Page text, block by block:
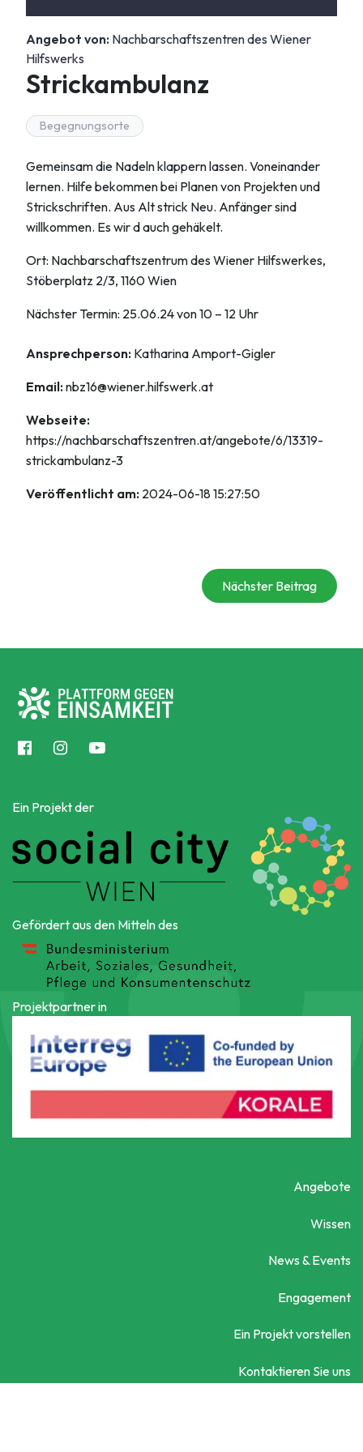
Angebot von: Nachbarschaftszentren des Wiener
Hilfswerks
Strickambulanz
Begegnungsorte
Gemeinsam die Nadeln klappern lassen. Voneinander
lernen. Hilfe bekommen bei Planen von Projekten und
Strickschriften. Aus Alt strick Neu. Anfänger sind
willkommen. Es wir d auch gehäkelt.
Ort: Nachbarschaftszentrum des Wiener Hilfswerkes,
Stöberplatz 2/3, 1160 Wien
Nächster Termin: 25.06.24 von 10 – 12 Uhr
Ansprechperson: Katharina Amport-Gigler
Email:nbz16@wiener.hilfswerk.at
Webseite:
https://nachbarschaftszentren.at/angebote/6/13319-
strickambulanz-3
Veröffentlicht am: 2024-06-18 15:27:50
Nächster Beitrag
Ein Projekt der
Gefördert aus den Mitteln des
Projektpartner in
Angebote
Wissen
News & Events
Engagement
Ein Projekt vorstellen
Kontaktieren Sie uns